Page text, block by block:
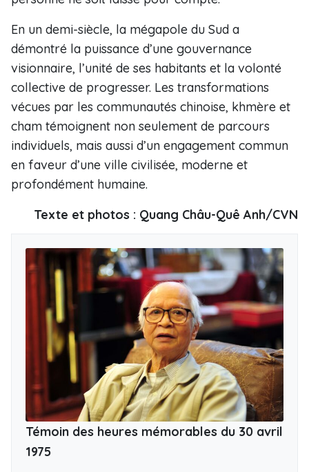
En un demi-siècle, la mégapole du Sud a
démontré la puissance d’une gouvernance
visionnaire, l’unité de ses habitants et la volonté
collective de progresser. Les transformations
vécues par les communautés chinoise, khmère et
cham témoignent non seulement de parcours
individuels, mais aussi d’un engagement commun
en faveur d’une ville civilisée, moderne et
profondément humaine.
Texte et photos : Quang Châu-Quê Anh/CVN
Témoin des heures mémorables du 30 avril
1975